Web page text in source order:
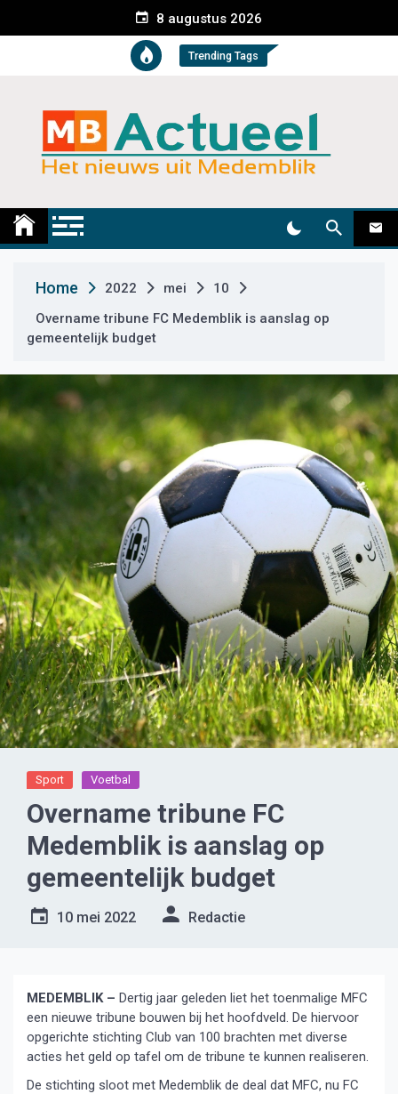
e
t
8 augustus 2026
Trending Tags
Medemblik Actueel
Home 2022 mei
10
Overname tribune FC Medemblik is aanslag op
gemeentelijk budget
Sport Voetbal
Overname tribune FC
Medemblik is aanslag op
gemeentelijk budget
10 mei 2022 Redactie
MEDEMBLIK – Dertig jaar geleden liet het toenmalige MFC
een nieuwe tribune bouwen bij het hoofdveld. De hiervoor
opgerichte stichting Club van 100 brachten met diverse
acties het geld op tafel om de tribune te kunnen realiseren.
De stichting sloot met Medemblik de deal dat MFC, nu FC